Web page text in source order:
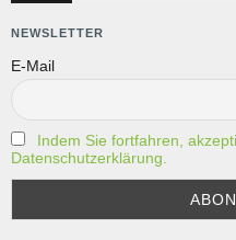
NEWSLETTER
E-Mail
Indem Sie fortfahren,
Datenschutzerklärung.